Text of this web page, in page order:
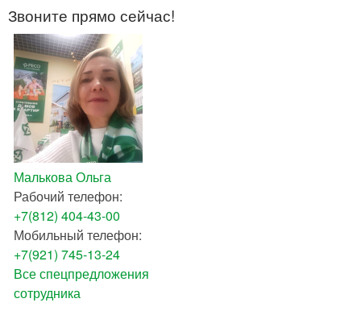
Звоните прямо сейчас!
Малькова Ольга
Рабочий телефон:
+7(812) 404-43-00
Мобильный телефон:
+7(921) 745-13-24
Все спецпредложения
сотрудника